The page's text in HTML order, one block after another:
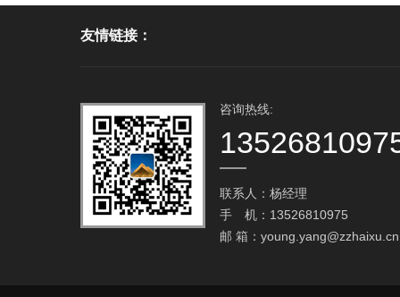
友情链接：
咨询热线:
联系人：杨经理
手 机：13526810975
邮 箱： young.yang@zzhaixu.cn